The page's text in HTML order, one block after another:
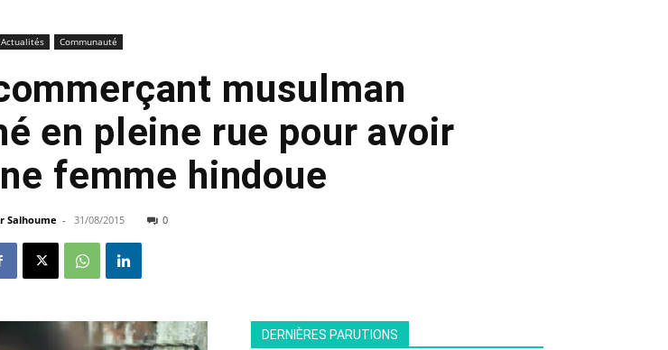
Actualités Communauté
musulman
en pleine rue pour avoir
femme hindoue
Salhoume - 31/08/2015 0
DERNIÈRES PARUTIONS